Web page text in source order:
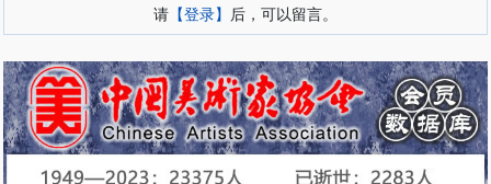
请 【登录】 后，可以留言。